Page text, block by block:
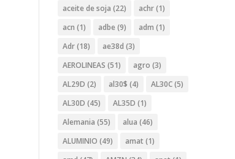
aceite de soja (22) achr(1)
acn (1) adbe (9) adm (1)
Adr(18) ae38d (3)
AEROLINEAS (51) agro (3)
AL29D (2) al30$ (4) AL30C(5)
AL30D (45) AL35D (1)
Alemania (55) alua (46)
ALUMINIO (49) amat (1)